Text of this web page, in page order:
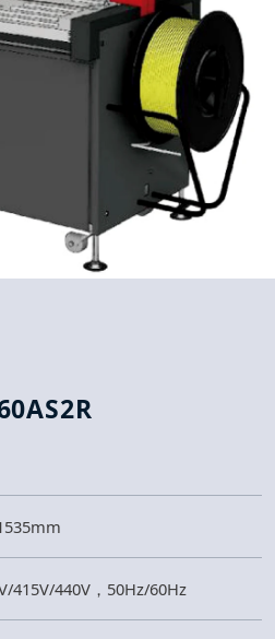
415V/440V，50Hz/60Hz